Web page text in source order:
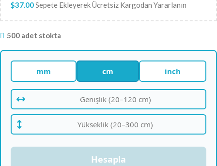
$37.00Sepete Ekleyerek Ücretsiz Kargodan Yararlanın
500 adet stokta
mm cm inch
Hesapla